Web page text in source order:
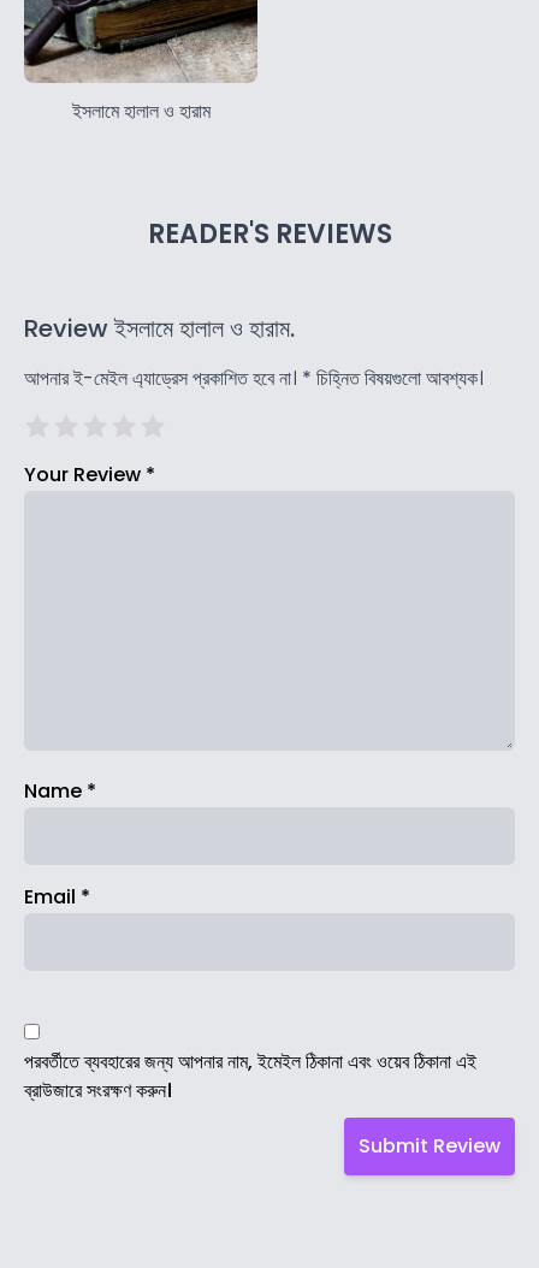
ইসলামে হালাল ও হারাম
READER'S REVIEWS
Review ইসলামে হালাল ও হারাম.
আপনার ই-মেইল এ্যাড্রেস প্রকাশিত হবে না। * চিহ্নিত বিষয়গুলো আবশ্যক।
Your Review *
Name *
Email *
পরবর্তীতে ব্যবহারের জন্য আপনার নাম, ইমেইল ঠিকানা এবং ওয়েব ঠিকানা এই
ব্রাউজারে সংরক্ষণ করুন।